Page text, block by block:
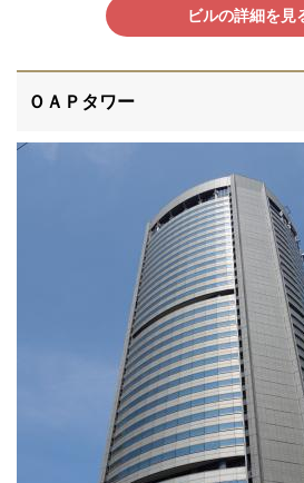
ビルの詳細を見
ＯＡＰタワー